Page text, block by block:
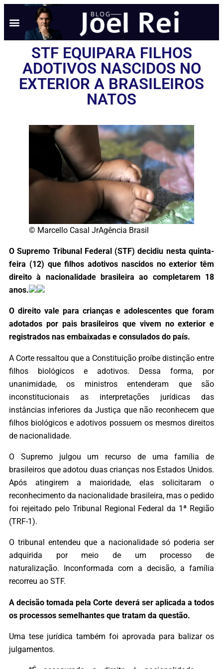
STF EQUIPARA FILHOS
ADOTIVOS NASCIDOS NO
EXTERIOR A BRASILEIROS
NATOS
© Marcello Casal JrAgência Brasil
O Supremo Tribunal Federal (STF) decidiu nesta quinta-
feira (12) que filhos adotivos nascidos no exterior têm
direito à nacionalidade brasileira ao completarem 18
anos.
O direito vale para crianças e adolescentes que foram
adotados por pais brasileiros que vivem no exterior e
registrados nas embaixadas e consulados do país.
A Corte ressaltou que a Constituição proíbe distinção entre
filhos biológicos e adotivos. Dessa forma, por
unanimidade, os ministros entenderam que são
inconstitucionais as interpretações jurídicas das
instâncias inferiores da Justiça que não reconhecem que
filhos biológicos e adotivos possuem os mesmos direitos
de nacionalidade.
O Supremo julgou um recurso de uma família de
brasileiros que adotou duas crianças nos Estados Unidos.
Após atingirem a maioridade, elas solicitaram o
reconhecimento da nacionalidade brasileira, mas o pedido
foi rejeitado pelo Tribunal Regional Federal da 1ª Região
(TRF-1).
O tribunal entendeu que a nacionalidade só poderia ser
adquirida por meio de um processo de
naturalização. Inconformada com a decisão, a família
recorreu ao STF.
A decisão tomada pela Corte deverá ser aplicada a todos
os processos semelhantes que tratam da questão.
Uma tese jurídica também foi aprovada para balizar os
julgamentos.